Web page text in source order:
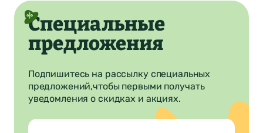
Специальные
предложения
Подпишитесь на рассылку специальных
предложений,чтобы первыми получать
уведомления о скидках и акциях.
Нет
4Ваша оценка
Понятно
изменен
Понятно